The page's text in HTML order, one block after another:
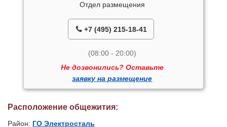
Отдел размещения
+7 (495) 215-18-41
(08:00 - 20:00)
Не дозвонились? Оставьте
заявку на размещение
Расположение общежития:
Район: ГО Электросталь